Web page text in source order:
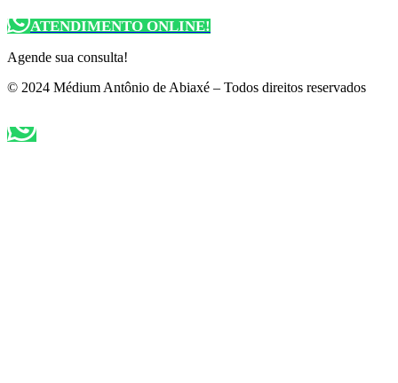
ATENDIMENTO ONLINE!
Agende sua consulta!
© 2024 Médium Antônio de Abiaxé – Todos direitos reservados